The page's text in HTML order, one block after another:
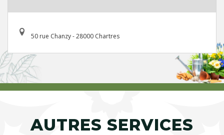
50 rue Chanzy - 28000 Chartres
AUTRES SERVICES